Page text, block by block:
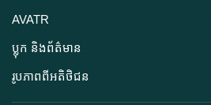
AVATR
ប្លុក និងព័ត៌មាន
រូបភាពពីអតិថិជន